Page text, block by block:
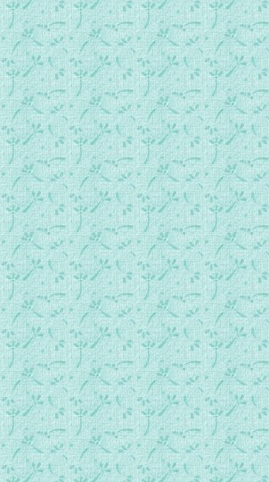
037 第四部第一章 初期的静观性祈
038 第四部第二章 天主是光·天主
039 第四部第三章 各种黑夜（上）
040 第四部第三章 各种黑夜（下）
041 第四部第四章 被动性感官黑夜
042 第四部第五章 静祷中的主动
043 第四部第五章 静祷中的主动
044 第四部第六章 静观性神枯.MP3
045 第四部第七章 静祷以外的主动
046 第四部第八章 服从.mp3
047 第四部第九章 意志的结合.MP3
048 第四部第十章 教会的奥迹.MP3
049 第五部第一章 天主充实人灵(
050 第五部第一章 天主充实人灵(
050 第五部第一章 天主充实人灵(下